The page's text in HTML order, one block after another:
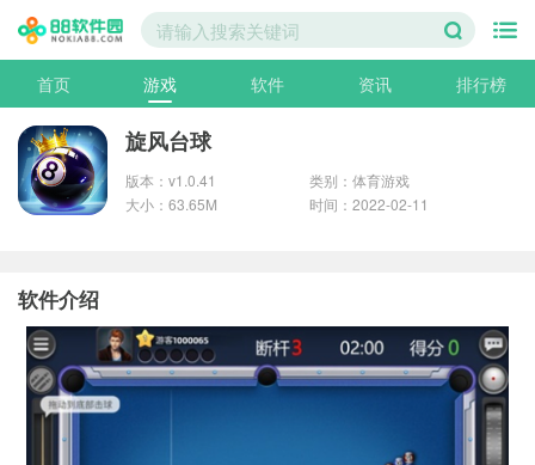
首页 游戏 软件 资讯 排行榜
旋风台球
版本：v1.0.41
类别：体育游戏
大小：63.65M
时间：2022-02-11
软件介绍